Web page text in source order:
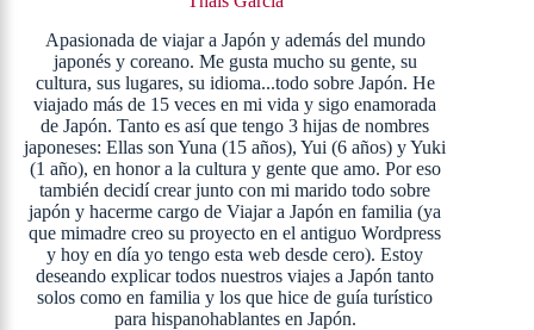
Apasionada de viajar a Japón y además del mundo
japonés y coreano. Me gusta mucho su gente, su
cultura, sus lugares, su idioma...todo sobre Japón. He
viajado más de 15 veces en mi vida y sigo enamorada
de Japón. Tanto es así que tengo 3 hijas de nombres
japoneses: Ellas son Yuna (15 años), Yui (6 años) y Yuki
(1 año), en honor a la cultura y gente que amo. Por eso
también decidí crear junto con mi marido todo sobre
japón y hacerme cargo de Viajar a Japón en familia (ya
que mimadre creo su proyecto en el antiguo Wordpress
y hoy en día yo tengo esta web desde cero). Estoy
deseando explicar todos nuestros viajes a Japón tanto
solos como en familia y los que hice de guía turístico
para hispanohablantes en Japón.